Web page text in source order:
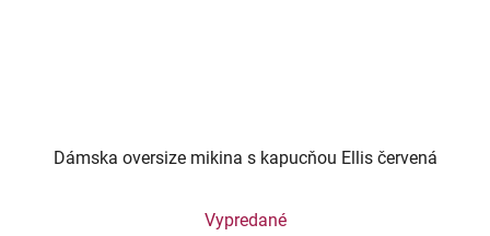
Dámska oversize mikina s kapucňou Ellis červená
Vypredané